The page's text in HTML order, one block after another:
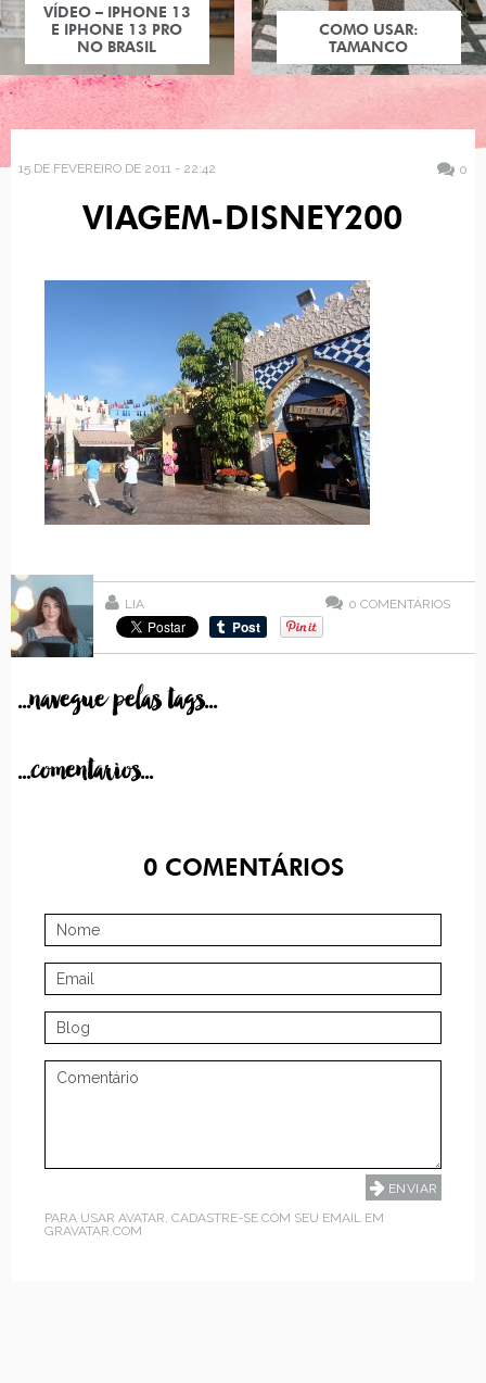
VÍDEO – IPHONE 13
E IPHONE 13 PRO
NO BRASIL
COMO USAR:
TAMANCO
15 DE FEVEREIRO DE 2011 - 22:42 0
VIAGEM-DISNEY200
LIA 0 COMENTÁRIOS
...navegue pelas tags...
...comentarios...
0COMENTÁRIOS
PARA USAR AVATAR, CADASTRE-SE COM SEU EMAIL EM
GRAVATAR.COM